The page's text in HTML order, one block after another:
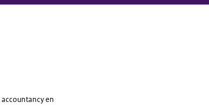
accountancyen